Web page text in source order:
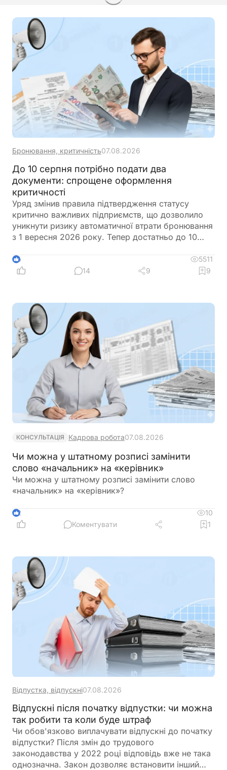
Бронювання, критичність07.08.2026
До 10 серпня потрібно подати два
документи: спрощене оформлення
критичності
Уряд змінив правила підтвердження статусу
критично важливих підприємств, що дозволило
уникнути ризику автоматичної втрати бронювання
з 1 вересня 2026 року. Тепер достатньо до 10
середньої заробітної плати застрахованих осіб –
працівників та податковий розрахунок, після чого
6
5511
14
9 9
КОНСУЛЬТАЦІЯ Кадрова робота07.08.2026
Чи можна у штатному розписі замінити
слово «начальник» на «керівник»
Чи можна у штатному розписі замінити слово
«начальник» на «керівник»?
2
10
Коментувати
1
Відпустка, відпускні07.08.2026
Відпускні після початку відпустки: чи можна
так робити та коли буде штраф
Чи обов'язково виплачувати відпускні до початку
відпустки? Після змін до трудового
законодавства у 2022 році відповідь вже не така
однозначна. Закон дозволяє встановити інший